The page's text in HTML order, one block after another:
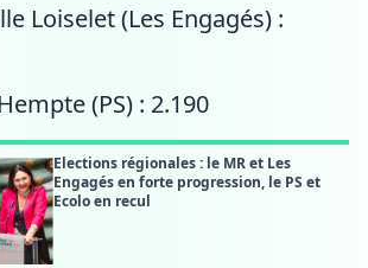
Loiselet (Les Engagés) :
(PS) : 2.190
Elections régionales : le MR et Les
Engagés en forte progression, le PS et
Ecolo en recul